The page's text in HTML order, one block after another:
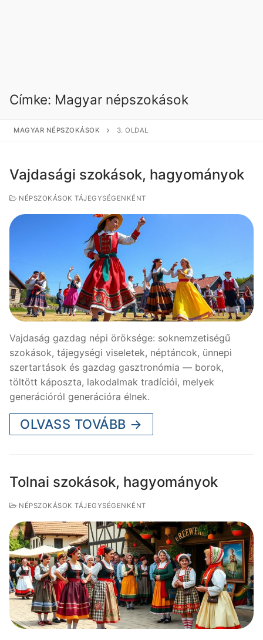
Címke: Magyar népszokások
MAGYAR NÉPSZOKÁSOK 3. OLDAL
Vajdasági szokások, hagyományok
NÉPSZOKÁSOK TÁJEGYSÉGENKÉNT
Vajdaság gazdag népi öröksége: soknemzetiségű
szokások, tájegységi viseletek, néptáncok, ünnepi
szertartások és gazdag gasztronómia — borok,
töltött káposzta, lakodalmak tradíciói, melyek
generációról generációra élnek.
OLVASS TOVÁBB →
Tolnai szokások, hagyományok
NÉPSZOKÁSOK TÁJEGYSÉGENKÉNT